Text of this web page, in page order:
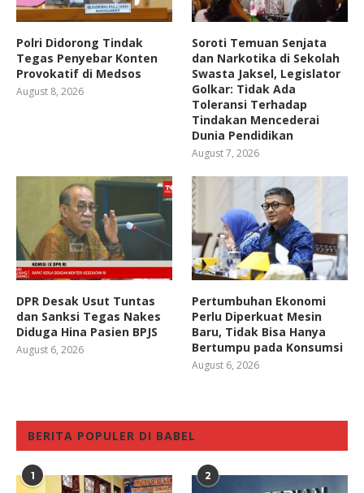
Polri Didorong Tindak
Tegas Penyebar Konten
Provokatif di Medsos
August 8, 2026
Soroti Temuan Senjata
dan Narkotika di Sekolah
Swasta Jaksel, Legislator
Golkar: Tidak Ada
Toleransi Terhadap
Tindakan Mencederai
Dunia Pendidikan
August 7, 2026
DPR Desak Usut Tuntas
dan Sanksi Tegas Nakes
Diduga Hina Pasien BPJS
August 6, 2026
Pertumbuhan Ekonomi
Perlu Diperkuat Mesin
Baru, Tidak Bisa Hanya
Bertumpu pada Konsumsi
August 6, 2026
BERITA POPULER DI BABEL
1 2